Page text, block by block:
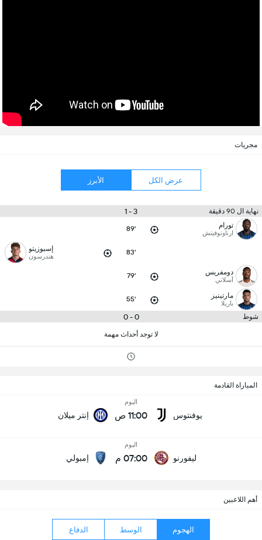
مجريات
عرض الكل الأبرز
نهاية ال 90 دقيقة 3 - 1
تورام
ارناوتوفيتش 89'
83' إسبوزيتو
هندرسون
دومفريس
أسلاني 79'
مارتينيز
باريلا 55'
شوط 0 - 0
لا توجد أحداث مهمة
المباراة القادمة
يوفنتوس
اليوم
11:00 ص إنتر ميلان
ليفورنو
اليوم
07:00 م إمبولي
أهم اللاعبين
الهجوم الوسط الدفاع